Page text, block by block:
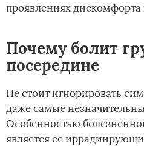
проявлениях дискомфорта
Почему болит
посередине
Не стоит игнорировать
даже самые
Особенностью
является ее